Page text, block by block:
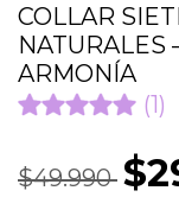
COLLAR
NATURALES
ARMONÍA
(1)
$49.990